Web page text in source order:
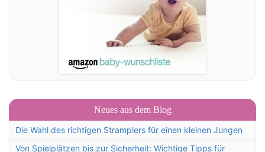
Neues aus dem Blog
Die Wahl des richtigen Stramplers für einen kleinen Jungen
Von Spielplätzen bis zur Sicherheit: Wichtige Tipps für